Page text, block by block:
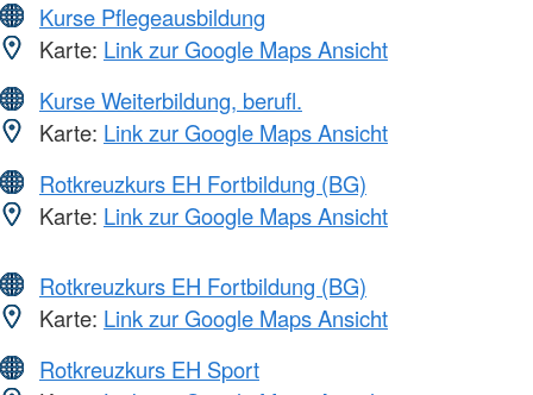
Kurse Pflegeausbildung
Karte: Link zur Google Maps Ansicht
Kurse Weiterbildung, berufl.
Karte: Link zur Google Maps Ansicht
Rotkreuzkurs EH Fortbildung (BG)
Karte: Link zur Google Maps Ansicht
Rotkreuzkurs EH Fortbildung (BG)
Karte: Link zur Google Maps Ansicht
Rotkreuzkurs EH Sport